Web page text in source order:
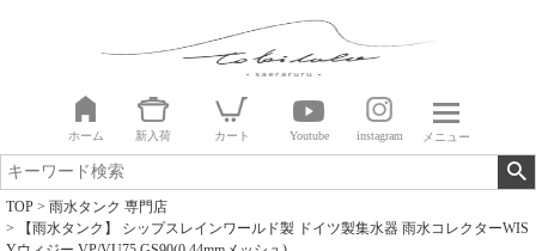
ホーム 新入荷 カート Youtube instagram メニュー
TOP
雨水タンク 専門店
【雨水タンク】 シップスレインワールド製 ドイツ製集水器 雨水コレクターWIS